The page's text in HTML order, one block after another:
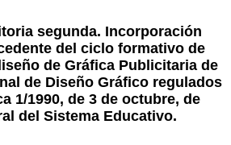
segunda. Incorporación
del ciclo formativo de
de Gráfica Publicitaria de
de Diseño Gráfico regulados
1/1990, de 3 de octubre, de
del Sistema Educativo.